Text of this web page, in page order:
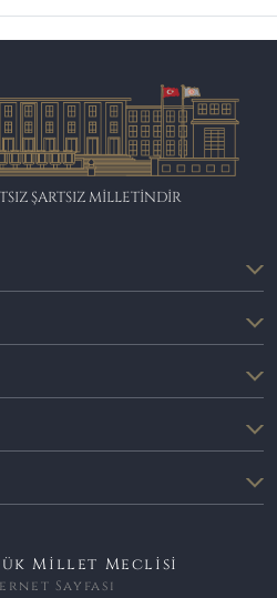
ŞARTSIZ MİLLETİNDİR
Millet Meclisi
Sayfası